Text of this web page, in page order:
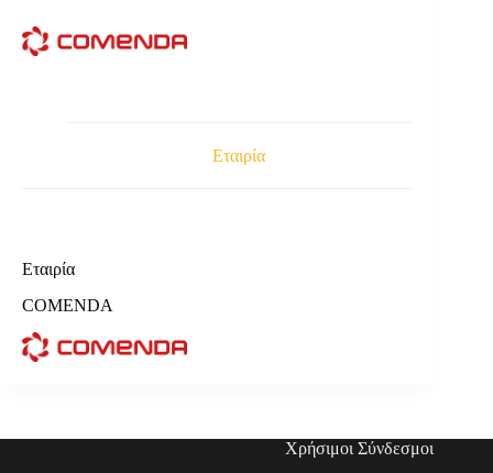
Εταιρία
Εταιρία
COMENDA
Χρήσιμοι Σύνδεσμοι